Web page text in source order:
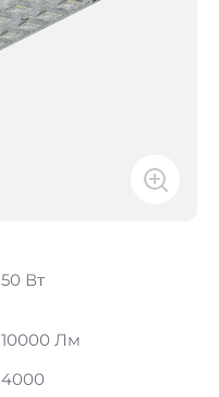
50 Вт
10000 Лм
4000